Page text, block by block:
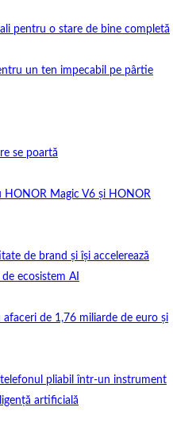
pentru o stare de bine completă
un ten impecabil pe pârtie
se poartă
HONOR Magic V6 și HONOR
de brand și își accelerează
ecosistem AI
de 1,76 miliarde de euro și
pliabil într-un instrument
artificială